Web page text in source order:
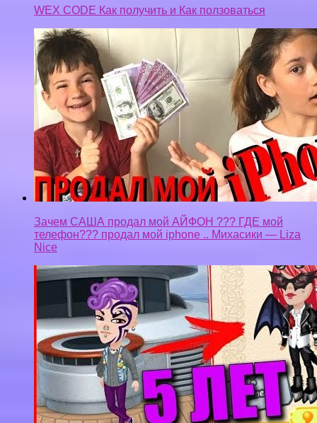
WEX CODE Как получить и Как ползоваться
Зачем САША продал мой АЙФОН ??? ГДЕ мой
телефон??? продал мой iphone .. Михасики — Liza
Nice